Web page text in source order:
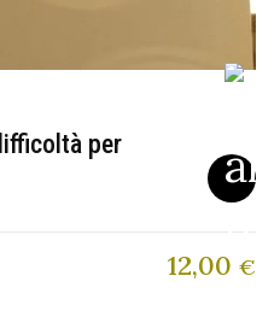
per
12,00 €